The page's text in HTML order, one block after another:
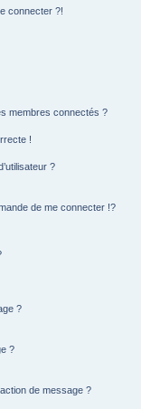
connecter ?!
membres connectés ?
!
?
de me connecter !?
?
?
de message ?